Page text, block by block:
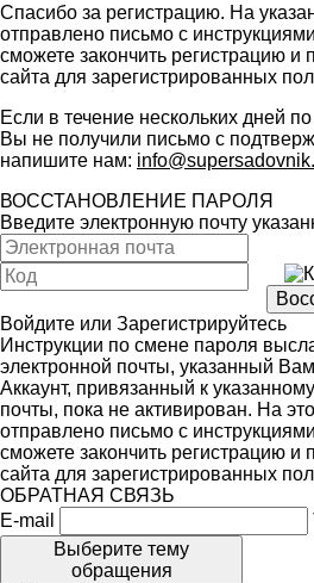
Спасибо за регистрацию. На
отправлено письмо с
сможете закончить регистрацию и
сайта для зарегистрированных
Если в течение нескольких дней
Вы не получили письмо с
напишите нам:
ВОССТАНОВЛЕНИЕ ПАРОЛЯ
Введите электронную почту
Войдите или Зарегистрируйтесь
Инструкции по смене пароля
электронной почты, указанный
Аккаунт, привязанный к
почты, пока не активирован. На
отправлено письмо с
сможете закончить регистрацию и
сайта для зарегистрированных
ОБРАТНАЯ СВЯЗЬ
E-mail
Выберите тему
обращения